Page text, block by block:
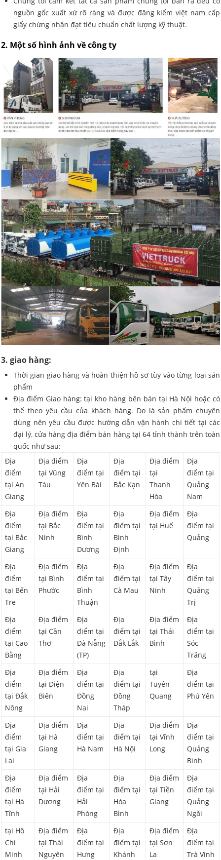
nguồn gốc xuất xứ rõ ràng và được đăng kiểm việt nam cấp
giấy chứng nhận đạt tiêu chuẩn chất lượng kỹ thuật.
2. Một số hình ảnh về công ty
3. giao hàng:
Thời gian giao hàng và hoàn thiện hồ sơ tùy vào từng loại sản
phẩm
Địa điểm Giao hàng: tại kho hàng bên bán tại Hà Nội hoặc có
thể theo yêu cầu của khách hàng. Do là sản phẩm chuyên
dùng nên yêu cầu được hướng dẫn vận hành chi tiết tại các
đại lý, cửa hàng địa điểm bán hàng tại 64 tỉnh thành trên toàn
quốc như sau:
Địa
điểm
tại An
Giang
Địa điểm
tại Vũng
Tàu
Địa
điểm tại
Yên Bái
Địa
điểm tại
Bắc Kạn
Địa điểm
tại
Thanh
Hóa
Địa
điểm tại
Quảng
Nam
Địa
điểm
tại Bắc
Giang
Địa điểm
tại Bắc
Ninh
Địa
điểm tại
Bình
Dương
Địa
điểm tại
Bình
Định
Địa điểm
tại Huế
Địa
điểm tại
Quảng
Địa
điểm
tại Bến
Tre
Địa điểm
tại Bình
Phước
Địa
điểm tại
Bình
Thuận
Địa
điểm tại
Cà Mau
Địa điểm
tại Tây
Ninh
Địa
điểm tại
Quảng
Trị
Địa
điểm
tại Cao
Bằng
Địa điểm
tại Cần
Thơ
Địa
điểm tại
Đà Nẵng
(TP)
Địa
điểm tại
Đắk Lắk
Địa điểm
tại Thái
Bình
Địa
điểm tại
Sóc
Trăng
Địa
điểm
tại Đắk
Nông
Địa điểm
tại Điện
Biên
Địa
điểm tại
Đồng
Nai
Địa
điểm tại
Đồng
Tháp
tại
Tuyên
Quang
Địa
điểm tại
Phú Yên
Địa
điểm
tại Gia
Lai
Địa điểm
tại Hà
Giang
Địa
điểm tại
Hà Nam
Địa
điểm tại
Hà Nội
Địa điểm
tại Vĩnh
Long
Địa
điểm tại
Quảng
Bình
Địa
điểm
tại Hà
Tĩnh
Địa điểm
tại Hải
Dương
Địa
điểm tại
Hải
Phòng
Địa
điểm tại
Hòa
Bình
Địa điểm
tại Tiền
Giang
Địa
điểm tại
Quảng
Ngãi
tại Hồ
Chí
Minh
Địa điểm
tại Thái
Nguyên
Địa
điểm tại
Hưng
Địa
điểm tại
Khánh
Địa điểm
tại Sơn
La
Địa
điểm tại
Trà Vinh